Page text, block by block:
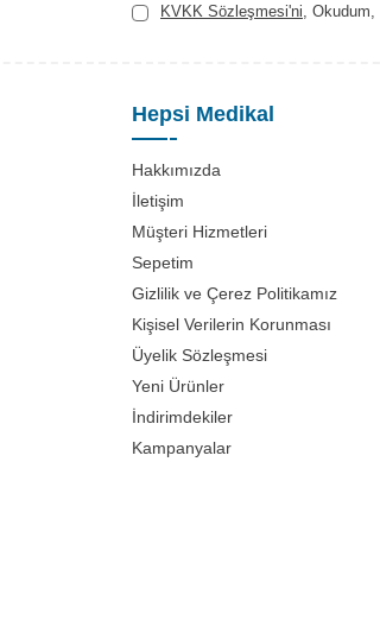
KVKK Sözleşmesi'ni ,
Hepsi Medikal
Hakkımızda
İletişim
Müşteri Hizmetleri
Sepetim
Gizlilik ve Çerez Politikamız
Kişisel Verilerin Korunması
Üyelik Sözleşmesi
Yeni Ürünler
İndirimdekiler
Kampanyalar